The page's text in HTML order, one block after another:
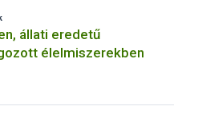
állati eredetű
élelmiszerekben